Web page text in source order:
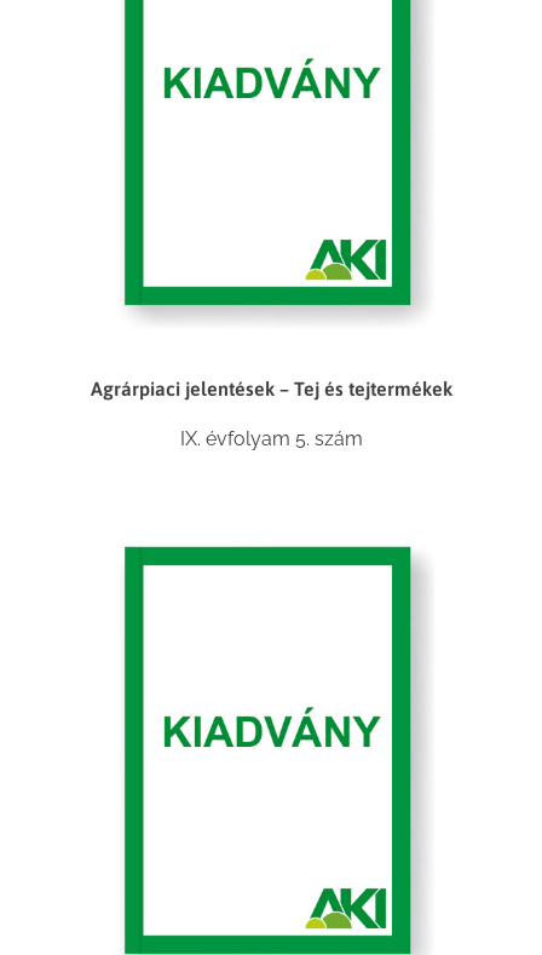
Agrárpiaci jelentések – Tej és tejtermékek
IX. évfolyam 5. szám